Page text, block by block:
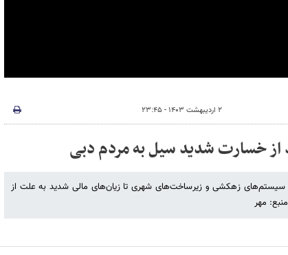
۲ اردیبهشت ۱۴۰۳ - ۲۳:۴۵
از خسارت شدید سیل به مردم دبی
سیستم‌های زهکشی و زیرساخت‌های شهری تا زیان‌های مالی شدید به علت از
مهر